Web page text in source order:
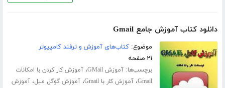
دانلود کتاب آموزش جامع Gmail
موضوع:کتاب‌های آموزش و ترفند کامپیوتر
۲۱ صفحه
برچسب‌ها:آموزش GMail ،آموزش کار کردن با امکانات
Gmail،آموزش کار با Gmail ،آموزش گوگل میل،آموزش